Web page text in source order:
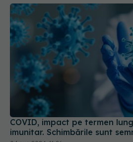
COVID, impact pe termen
imunitar. Schimbările sunt
04 aug 2024, 11:26